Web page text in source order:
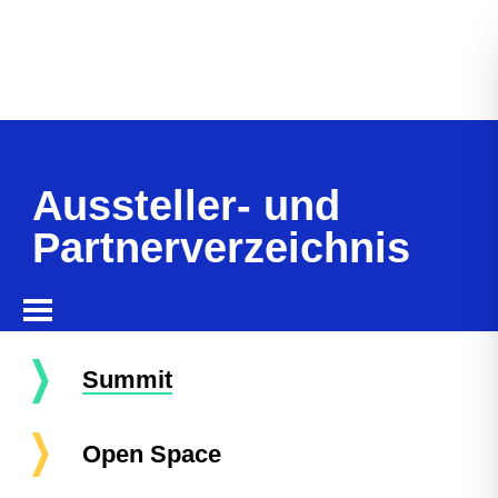
Aussteller- und
Partnerverzeichnis
Summit
Open Space